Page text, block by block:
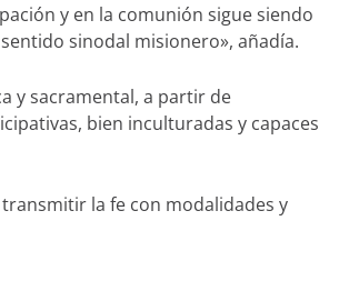
y en la comunión sigue siendo
sinodal misionero», añadía.
y sacramental, a partir de
bien inculturadas y capaces
transmitir la fe con modalidades y